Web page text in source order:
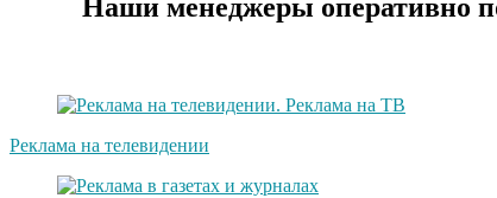
Наши менеджеры оперативно
Реклама на телевидении